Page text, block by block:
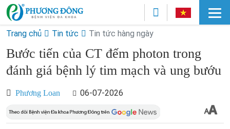
Trang chủ Tin tức Tin tức hàng ngày
Bước tiến của CT đếm photon trong
đánh giá bệnh lý tim mạch và ung bướu
Phương Loan 06-07-2026